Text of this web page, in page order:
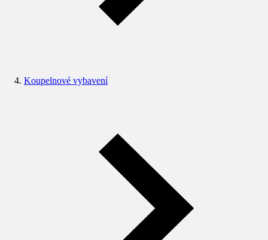
Koupelnové vybavení